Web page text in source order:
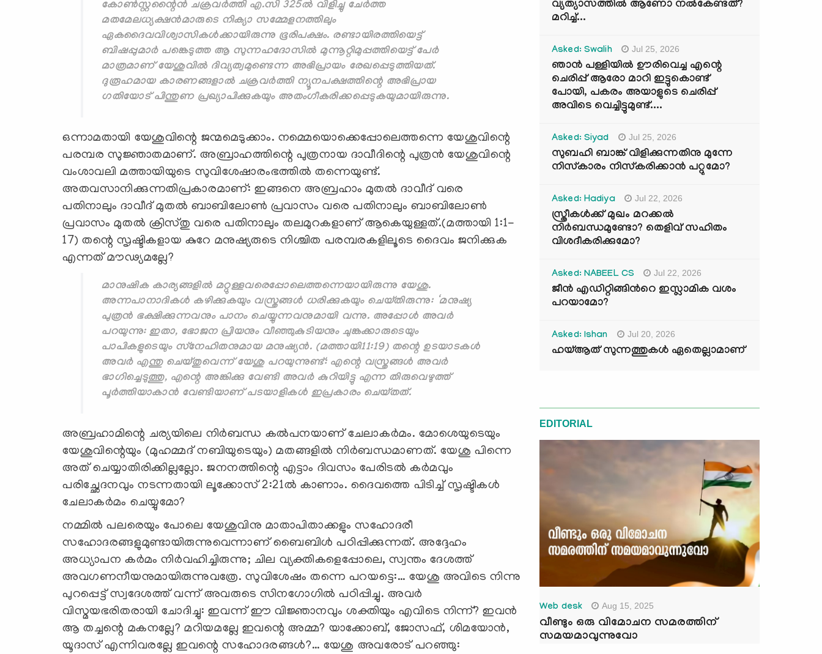
കോണ്‍സ്റ്റന്റൈന്‍ ചക്രവര്‍ത്തി എ.സി 325ല്‍ വിളിച്ചു ചേര്‍ത്ത
മതമേലധ്യക്ഷന്‍മാരുടെ നിക്യാ സമ്മേളനത്തിലും
ഏകദൈവവിശ്വാസികള്‍ക്കായിരുന്നു ഭൂരിപക്ഷം. രണ്ടായിരത്തിയെട്ട്
ബിഷപ്പുമാര്‍ പങ്കെടുത്ത ആ സുന്നഹദോസില്‍ മുന്നൂറ്റിമുപ്പത്തിയെട്ട് പേര്‍
മാത്രമാണ് യേശുവില്‍ ദിവ്യത്വമുണ്ടെന്ന അഭിപ്രായം രേഖപ്പെടുത്തിയത്.
ദുരൂഹമായ കാരണങ്ങളാല്‍ ചക്രവര്‍ത്തി ന്യൂനപക്ഷത്തിന്റെ അഭിപ്രായ
ഗതിയോട് പിന്തുണ പ്രഖ്യാപിക്കുകയും അതംഗീകരിക്കപ്പെടുകയുമായിരുന്നു.
ഒന്നാമതായി യേശുവിന്റെ ജന്മമെടുക്കാം. നമ്മെയൊക്കെപ്പോലെത്തന്നെ യേശുവിന്റെ
പരമ്പര സുജ്ഞാതമാണ്. അബ്രാഹത്തിന്റെ പുത്രനായ ദാവീദിന്റെ പുത്രന്‍ യേശുവിന്റെ
വംശാവലി മത്തായിയുടെ സുവിശേഷാരംഭത്തില്‍ തന്നെയുണ്ട്.
അതവസാനിക്കുന്നതിപ്രകാരമാണ്: ഇങ്ങനെ അബ്രഹാം മുതല്‍ ദാവീദ് വരെ
പതിനാലും ദാവീദ് മുതല്‍ ബാബിലോണ്‍ പ്രവാസം വരെ പതിനാലും ബാബിലോണ്‍
പ്രവാസം മുതല്‍ ക്രിസ്തു വരെ പതിനാലും തലമുറകളാണ് ആകെയുള്ളത്.(മത്തായി 1:1-
17) തന്റെ സൃഷ്ടികളായ കുറേ മനുഷ്യരുടെ നിശ്ചിത പരമ്പരകളിലൂടെ ദൈവം ജനിക്കുക
എന്നത് മൗഢ്യമല്ലേ?
മാനുഷിക കാര്യങ്ങളില്‍ മറ്റുള്ളവരെപ്പോലെത്തന്നെയായിരുന്നു യേശു.
അന്നപാനാദികള്‍ കഴിക്കുകയും വസ്ത്രങ്ങള്‍ ധരിക്കുകയും ചെയ്തിരുന്നു: ‘മനുഷ്യ
പുത്രന്‍ ഭക്ഷിക്കുന്നവനും പാനം ചെയ്യുന്നവനുമായി വന്നു. അപ്പോള്‍ അവര്‍
പറയുന്നു: ഇതാ, ഭോജന പ്രിയനും വീഞ്ഞുകുടിയനും ചുങ്കക്കാരുടെയും
പാപികളുടെയും സ്‌നേഹിതനുമായ മനുഷ്യന്‍. (മത്തായി11:19) തന്റെ ഉടയാടകള്‍
അവര്‍ എന്തു ചെയ്തുവെന്ന് യേശു പറയുന്നുണ്ട്: എന്റെ വസ്ത്രങ്ങള്‍ അവര്‍
ഭാഗിച്ചെടുത്തു, എന്റെ അങ്കിക്കു വേണ്ടി അവര്‍ കുറിയിട്ടു എന്ന തിരുവെഴുത്ത്
പൂര്‍ത്തിയാകാന്‍ വേണ്ടിയാണ് പടയാളികള്‍ ഇപ്രകാരം ചെയ്തത്.
അബ്രഹാമിന്റെ ചര്യയിലെ നിര്‍ബന്ധ കല്‍പനയാണ് ചേലാകര്‍മം. മോശെയുടെയും
യേശുവിന്റെയും (മുഹമ്മദ് നബിയുടെയും) മതങ്ങളില്‍ നിര്‍ബന്ധമാണത്. യേശു പിന്നെ
അത് ചെയ്യാതിരിക്കില്ലല്ലോ. ജനനത്തിന്റെ എട്ടാം ദിവസം പേരിടല്‍ കര്‍മവും
പരിച്ഛേദനവും നടന്നതായി ലൂക്കോസ് 2:21ല്‍ കാണാം. ദൈവത്തെ പിടിച്ച് സൃഷ്ടികള്‍
ചേലാകര്‍മം ചെയ്യുമോ?
നമ്മില്‍ പലരെയും പോലെ യേശുവിനു മാതാപിതാക്കളും സഹോദരീ
സഹോദരങ്ങളുമുണ്ടായിരുന്നുവെന്നാണ് ബൈബിള്‍ പഠിപ്പിക്കുന്നത്. അദ്ദേഹം
അധ്യാപന കര്‍മം നിര്‍വഹിച്ചിരുന്നു; ചില വ്യക്തികളെപ്പോലെ, സ്വന്തം ദേശത്ത്
അവഗണനീയനുമായിരുന്നുവത്രേ. സുവിശേഷം തന്നെ പറയട്ടെ:… യേശു അവിടെ നിന്നു
പുറപ്പെട്ട് സ്വദേശത്ത് വന്ന് അവരുടെ സിനഗോഗില്‍ പഠിപ്പിച്ചു. അവര്‍
വിസ്മയഭരിതരായി ചോദിച്ചു: ഇവന്ന് ഈ വിജ്ഞാനവും ശക്തിയും എവിടെ നിന്ന്? ഇവന്‍
ആ തച്ചന്റെ മകനല്ലേ? മറിയമല്ലേ ഇവന്റെ അമ്മ? യാക്കോബ്, ജോസഫ്, ശിമയോന്‍,
യൂദാസ് എന്നിവരല്ലേ ഇവന്റെ സഹോദരങ്ങള്‍?… യേശു അവരോട് പറഞ്ഞു:
വ്യത്യാസത്തില്‍ ആണോ നല്‍കേണ്ടത്?
മറിച്ച്...
Asked: Swalih Jul 25, 2026
ഞാൻ പള്ളിയിൽ ഊരിവെച്ച എന്റെ
ചെരിപ്പ് ആരോ മാറി ഇട്ടുകൊണ്ട്
പോയി, പകരം അയാളുടെ ചെരിപ്പ്
അവിടെ വെച്ചിട്ടുമുണ്ട്....
Asked: Siyad Jul 25, 2026
സുബഹി ബാങ്ക് വിളിക്കുന്നതിനു മുന്നേ
നിസ്കാരം നിസ്കരിക്കാൻ പറ്റുമോ?
Asked: Hadiya Jul 22, 2026
സ്ത്രീകൾക്ക് മുഖം മറക്കൽ
നിർബന്ധമുണ്ടോ? തെളിവ് സഹിതം
വിശദീകരിക്കുമോ?
Asked: NABEEL CS Jul 22, 2026
ജീൻ എഡിറ്റിങ്ങിന്‍റെ ഇസ്ലാമിക വശം
പറയാമോ?
Asked: Ishan Jul 20, 2026
ഹയ്ആത് സുന്നത്തുകൾ ഏതെല്ലാമാണ്
EDITORIAL
Web desk Aug 15, 2025
വീണ്ടും ഒരു വിമോചന സമരത്തിന്
സമയമാവുന്നുവോ